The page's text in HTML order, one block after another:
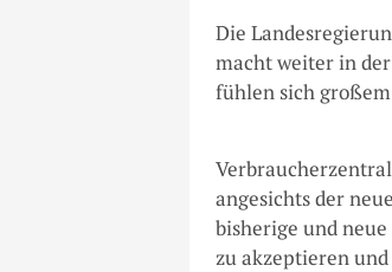
Die
macht weiter in
fühlen sich
angesichts der
bisherige und
zu akzeptieren